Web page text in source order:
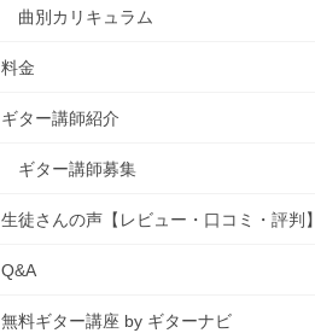
曲別カリキュラム
料金
ギター講師紹介
ギター講師募集
生徒さんの声【レビュー・口コミ・評判】
Q&A
無料ギター講座 by ギターナビ